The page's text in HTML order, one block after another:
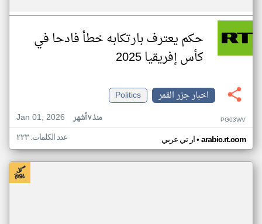
حكم يعترف بارتكابه خطأ فادحا في
كأس إفريقيا 2025
اخبار جزر القمر
Politics
Jan 01, 2026
منذ ٧ أشهر PG03WV
ار تي عربي• arabic.rt.com عدد الكلمات: ٢٢٣